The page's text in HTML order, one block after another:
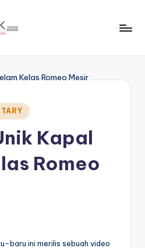
Kapal
Romeo
baru ini merilis sebuah video